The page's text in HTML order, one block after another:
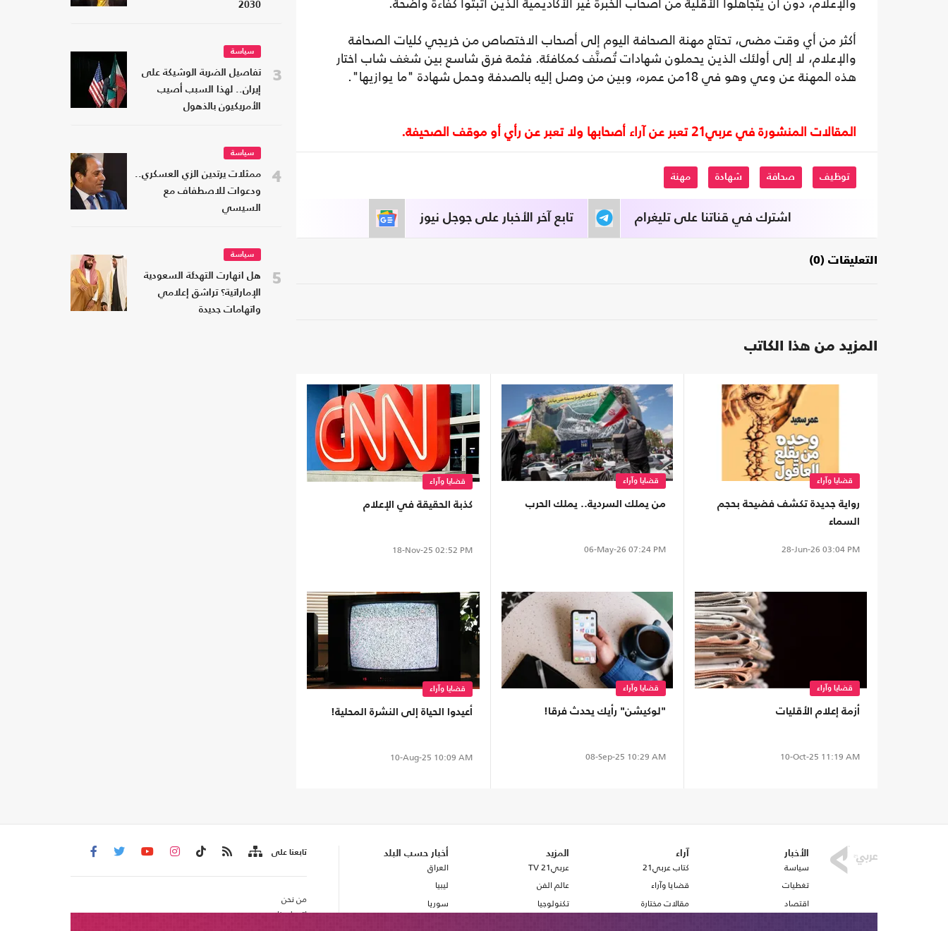
أكثر من أي وقت مضى، تحتاج مهنة الصحافة اليوم إلى أصحاب الاختصاص من خريجي كليات الصحافة
والإعلام، لا إلى أولئك الذين يحملون شهادات تُصنَّف كمكافئة. فثمة فرق شاسع بين شغف شاب اختار
هذه المهنة عن وعي وهو في 18من عمره، وبين من وصل إليه بالصدفة وحمل شهادة "ما يوازيها".
المقالات المنشورة في عربي21 تعبر عن آراء أصحابها ولا تعبر عن رأي أو موقف الصحيفة.
توظيف صحافة شهادة مهنة
تابع آخر الأخبار على جوجل نيوز اشترك في قناتنا على تليغرام
التعليقات (0)
المزيد من هذا الكاتب
قضايا وآراء
رواية جديدة تكشف فضيحة بحجم
السماء
28-Jun-26 03:04 PM
قضايا وآراء
من يملك السردية.. يملك الحرب
06-May-26 07:24 PM
قضايا وآراء
كذبة الحقيقة في الإعلام
18-Nov-25 02:52 PM
قضايا وآراء
أزمة إعلام الأقليات
10-Oct-25 11:19 AM
قضايا وآراء
"لوكيشن" رأيك يحدث فرقا!
08-Sep-25 10:29 AM
قضايا وآراء
أعيدوا الحياة إلى النشرة المحلية!
10-Aug-25 10:09 AM
2030
3
سياسة
تفاصيل الضربة الوشيكة على
إيران.. لهذا السبب أصيب
الأمريكيون بالذهول
4
سياسة
ممثلات يرتدين الزي العسكري..
ودعوات للاصطفاف مع
السيسي
5
سياسة
هل انهارت التهدئة السعودية
الإماراتية؟ تراشق إعلامي
واتهامات جديدة
الأخبار
سياسة
تغطيات
اقتصاد
آراء
كتاب عربي21
قضايا وآراء
مقالات مختارة
المزيد
عربي21 TV
عالم الفن
تكنولوجيا
أخبار حسب البلد
العراق
ليبيا
سوريا
تابعنا على
من نحن
اتصل بنا